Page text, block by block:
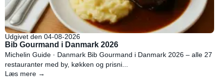
Udgivet den 04-08-2026
Bib Gourmand i Danmark 2026
Michelin Guide · Danmark Bib Gourmand i Danmark 2026 – alle 27
restauranter med by, køkken og prisni...
Læs mere →